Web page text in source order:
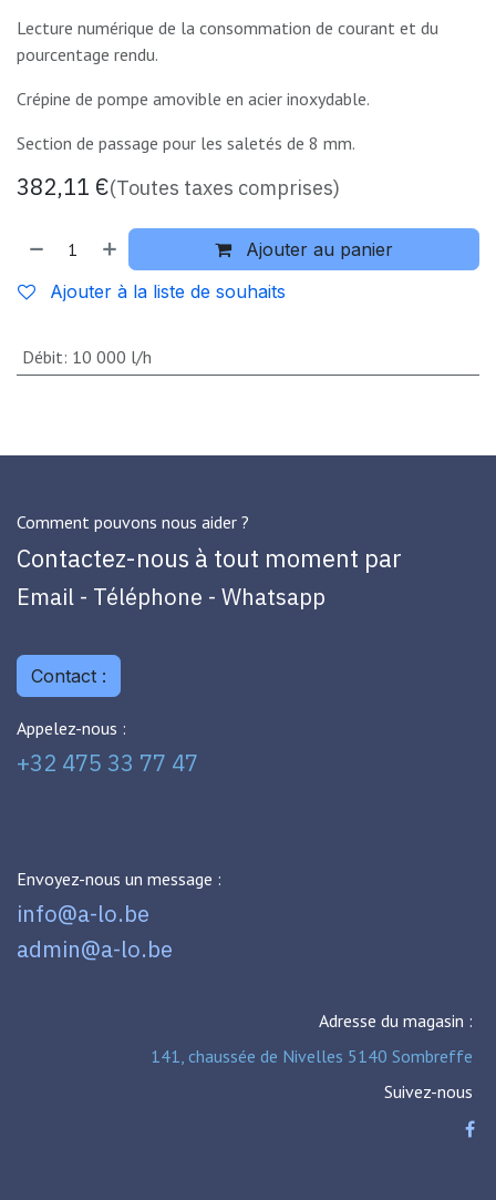
Lecture numérique de la consommation de courant et du
pourcentage rendu.
Crépine de pompe amovible en acier inoxydable.
Section de passage pour les saletés de 8 mm.
382,11 €(Toutes taxes comprises)
Ajouter au panier
Ajouter à la liste de souhaits
Débit: 10 000 l/h
Comment pouvons nous aider ?
Contactez-nous à tout moment par
Email - Téléphone - Whatsapp
Contact :
Appelez-nous :
+32 475 33 77 47
Envoyez-nous un message :
info@a-lo.be
admin@a-lo.be
Adresse du magasin :
141, chaussée de Nivelles 5140 Sombreffe
Suivez-nous